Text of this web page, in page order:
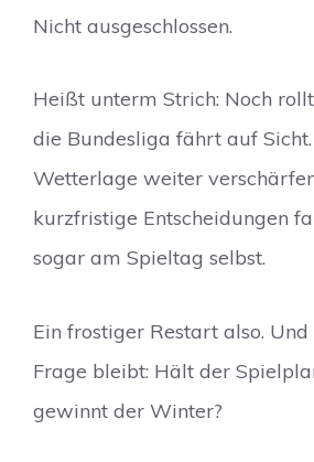
Nicht ausgeschlossen.
Heißt unterm Strich: Noch
die Bundesliga fährt auf
Wetterlage weiter
kurzfristige Entscheidungen
sogar am Spieltag selbst.
Ein frostiger Restart also.
Frage bleibt: Hält der
gewinnt der Winter?